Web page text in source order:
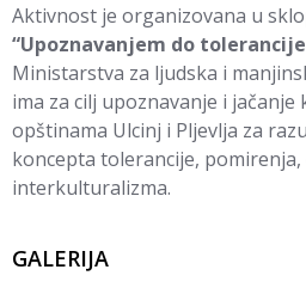
Aktivnost je organizovana u
“Upoznavanjem do
Ministarstva za ljudska i
ima za cilj upoznavanje i jačanje
opštinama Ulcinj i Pljevlja za
koncepta tolerancije, pomirenja,
interkulturalizma.
GALERIJA